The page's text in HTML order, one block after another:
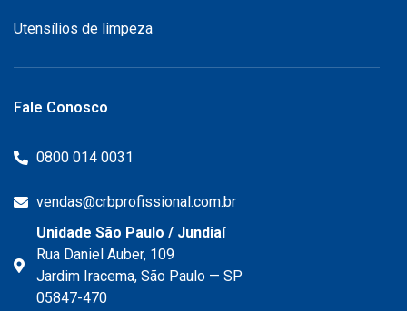
Utensílios de limpeza
Fale Conosco
0800 014 0031
vendas@crbprofissional.com.br
Unidade São Paulo / Jundiaí
Rua Daniel Auber, 109
Jardim Iracema, São Paulo — SP
05847-470